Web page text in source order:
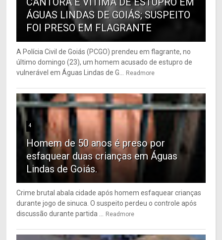
ÁGUAS LINDAS DE GOIÁS; SUSPEITO
FOI PRESO EM FLAGRANTE
A Polícia Civil de Goiás (PCGO) prendeu em flagrante, no
último domingo (23), um homem acusado de estupro de
vulnerável em Águas Lindas de G... Readmore
4
Homem de 50 anos é preso por
esfaquear duas crianças em Águas
Lindas de Goiás.
Crime brutal abala cidade após homem esfaquear crianças
durante jogo de sinuca. O suspeito perdeu o controle após
discussão durante partida ... Readmore